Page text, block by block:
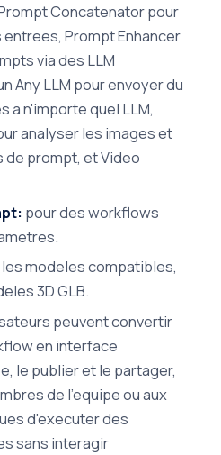
Concatenator pour
Prompt Enhancer
via des LLM
Any LLM pour envoyer du
a n'importe quel LLM,
analyser les images et
prompt, et Video
pour des workflows
modeles compatibles,
3D GLB.
peuvent convertir
en interface
le publier et le partager,
de l'equipe ou aux
d'executer des
sans interagir